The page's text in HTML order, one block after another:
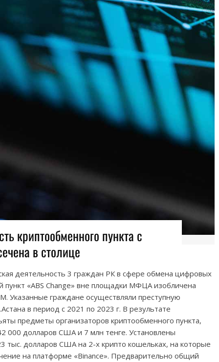
криптообменного пункта с
в столице
деятельность 3 граждан РК в сфере обмена цифровых
пункт «ABS Change» вне площадки МФЦА изобличена
Указанные граждане осуществляли преступную
в период с 2021 по 2023 г. В результате
предметы организаторов криптообменного пункта,
000 долларов США и 7 млн тенге. Установлены
тыс. долларов США на 2-х крипто кошельках, на которые
на платформе «Binance». Предварительно общий